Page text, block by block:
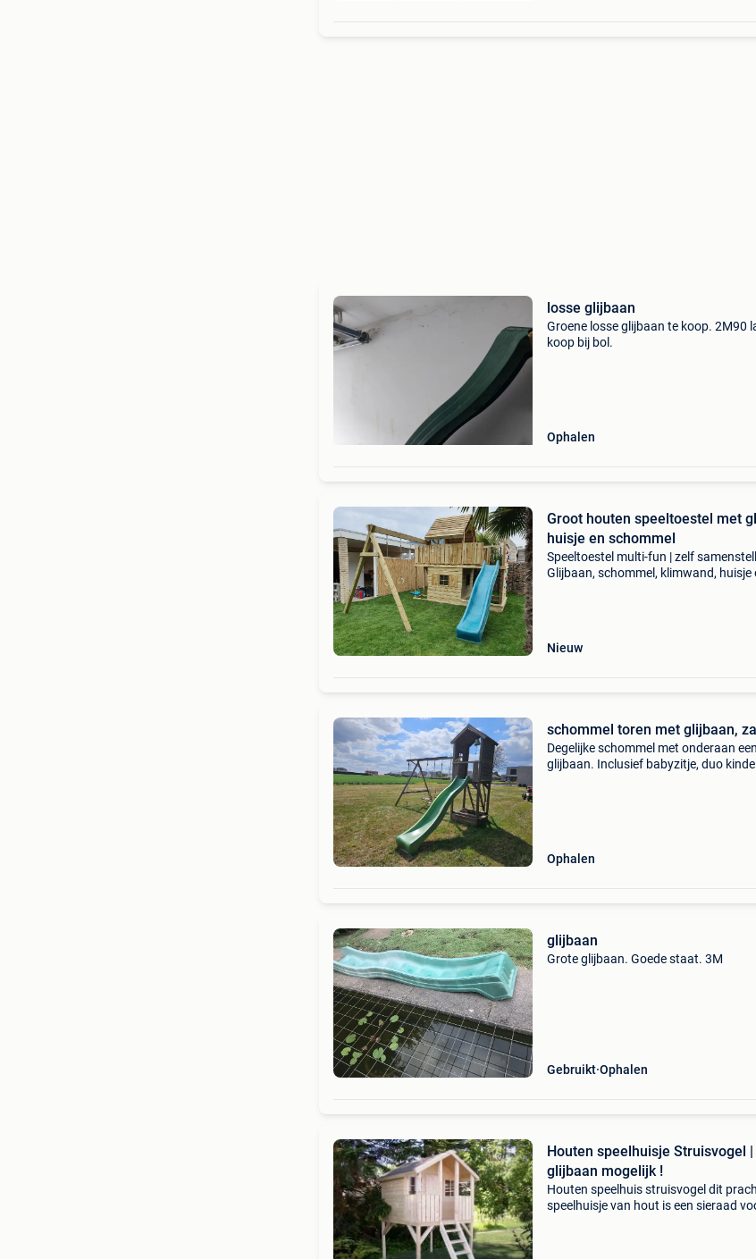
losse glijbaan
Groene losse glijbaan te koop. 2M90
koop bij bol.
Ophalen
Groot houten speeltoestel met
huisje en schommel
Speeltoestel multi-fun | zelf
Glijbaan, schommel, klimwand, huisje
Nieuw
schommel toren met glijbaan,
Degelijke schommel met onderaan
glijbaan. Inclusief babyzitje, duo
Ophalen
glijbaan
Grote glijbaan. Goede staat. 3M
Gebruikt Ophalen
Houten speelhuisje Struisvogel
glijbaan mogelijk !
Houten speelhuis struisvogel dit
speelhuisje van hout is een sieraad